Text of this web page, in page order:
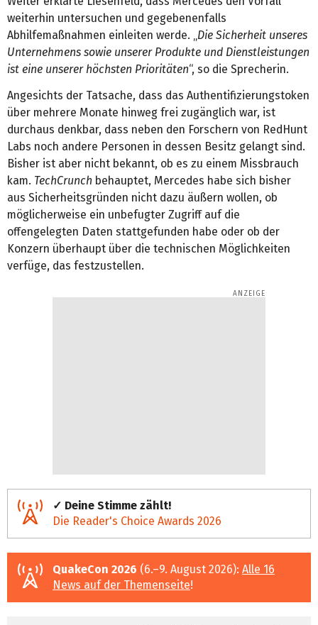
weiterhin untersuchen und gegebenenfalls
Abhilfemaßnahmen einleiten werde. „ Die Sicherheit unseres
Unternehmens sowie unserer Produkte und Dienstleistungen
ist eine unserer höchsten Prioritäten“, so die Sprecherin.
Angesichts der Tatsache, dass das Authentifizierungstoken
über mehrere Monate hinweg frei zugänglich war, ist
durchaus denkbar, dass neben den Forschern von RedHunt
Labs noch andere Personen in dessen Besitz gelangt sind.
Bisher ist aber nicht bekannt, ob es zu einem Missbrauch
kam. TechCrunch behauptet, Mercedes habe sich bisher
aus Sicherheitsgründen nicht dazu äußern wollen, ob
möglicherweise ein unbefugter Zugriff auf die
offengelegten Daten stattgefunden habe oder ob der
Konzern überhaupt über die technischen Möglichkeiten
verfüge, das festzustellen.
✓ Deine Stimme zählt!
Die Reader's Choice Awards 2026
QuakeCon 2026 (6.–9. August 2026): Alle 16
News auf der Themenseite!